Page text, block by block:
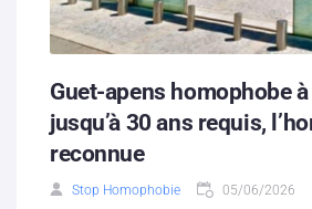
Guet-apens homophobe
jusqu’à 30 ans requis,
reconnue
Stop Homophobie 05/06/2026